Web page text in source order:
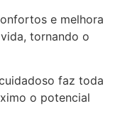
e melhora
tornando o
faz toda
o potencial